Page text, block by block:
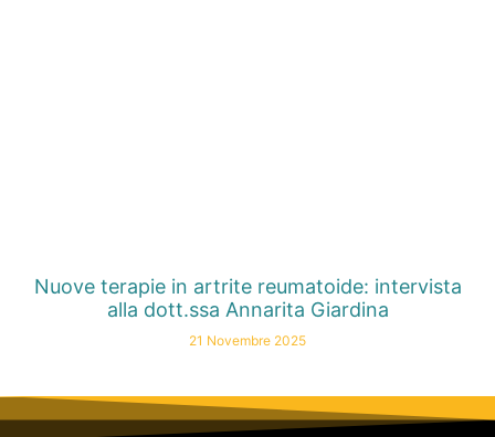
Nuove terapie in artrite reumatoide: intervista
alla dott.ssa Annarita Giardina
21 Novembre 2025